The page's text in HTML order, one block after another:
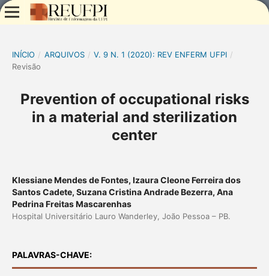
INÍCIO / ARQUIVOS / V. 9 N. 1 (2020): REV ENFERM UFPI /
Revisão
Prevention of occupational risks
in a material and sterilization
center
Klessiane Mendes de Fontes, Izaura Cleone Ferreira dos
Santos Cadete, Suzana Cristina Andrade Bezerra, Ana
Pedrina Freitas Mascarenhas
Hospital Universitário Lauro Wanderley, João Pessoa – PB.
PALAVRAS-CHAVE: